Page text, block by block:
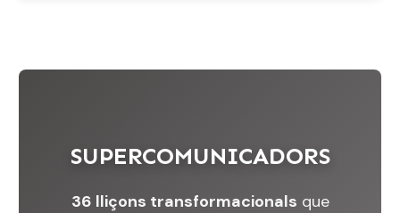
SUPERCOMUNICADORS
36 lliçons transformacionals que